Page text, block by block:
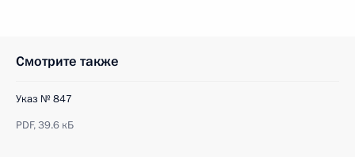
Смотрите также
Указ № 847
PDF,39.6 кБ